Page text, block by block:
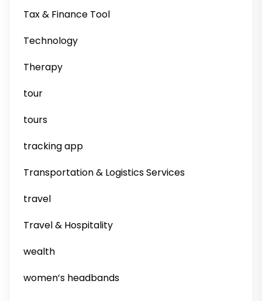
Tax & Finance Tool
Technology
Therapy
tour
tours
tracking app
Transportation & Logistics Services
travel
Travel & Hospitality
wealth
women’s headbands